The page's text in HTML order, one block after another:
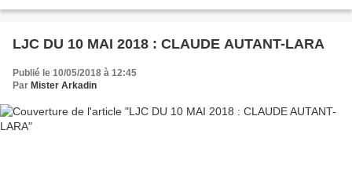
LJC DU 10 MAI 2018 : CLAUDE AUTANT-LARA
Publié le 10/05/2018 à 12:45
Par Mister Arkadin